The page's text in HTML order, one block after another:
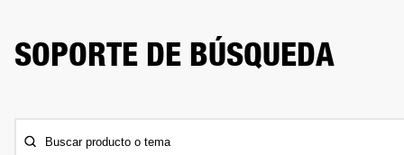
SOPORTE DE BÚSQUEDA
Buscar producto o tema